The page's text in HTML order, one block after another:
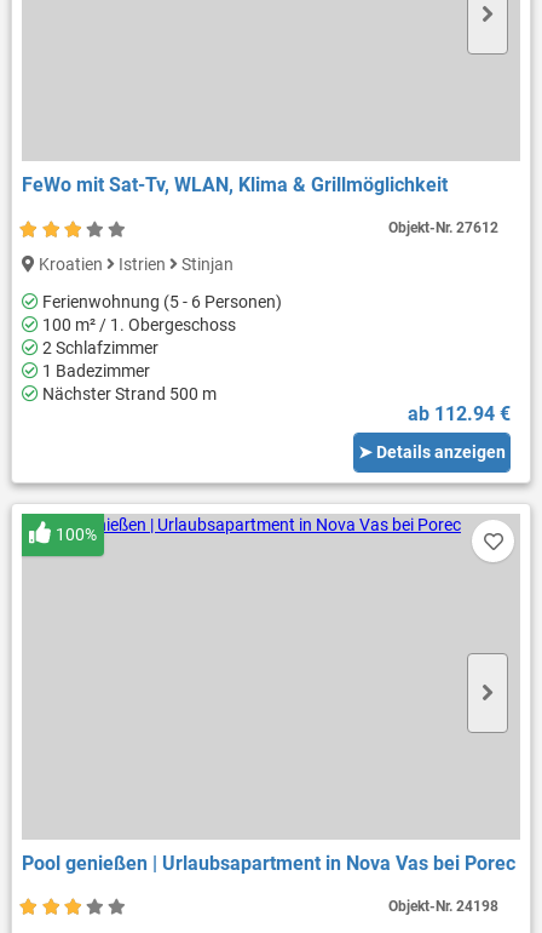
FeWo mit Sat-Tv, WLAN, Klima & Grillmöglichkeit
Kroatien Istrien
Stinjan
Ferienwohnung (5 - 6 Personen)
100 m² / 1. Obergeschoss
2 Schlafzimmer
1 Badezimmer
Nächster Strand 500 m
ab 112.94 €
➤ Details anzeigen
Objekt-Nr.27612
Pool genießen | Urlaubsapartment in Nova Vas bei Porec
100%
Objekt-Nr.24198